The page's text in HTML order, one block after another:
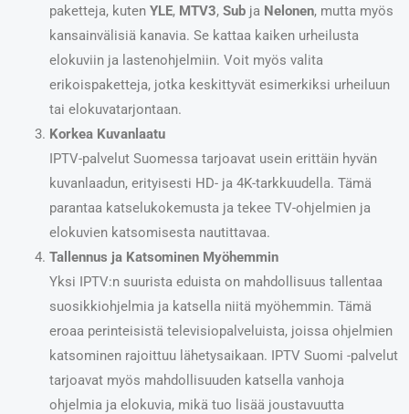
paketteja, kuten YLE, MTV3, Subja Nelonen, mutta myös
kansainvälisiä kanavia. Se kattaa kaiken urheilusta
elokuviin ja lastenohjelmiin. Voit myös valita
erikoispaketteja, jotka keskittyvät esimerkiksi urheiluun
tai elokuvatarjontaan.
Korkea Kuvanlaatu
IPTV-palvelut Suomessa tarjoavat usein erittäin hyvän
kuvanlaadun, erityisesti HD- ja 4K-tarkkuudella. Tämä
parantaa katselukokemusta ja tekee TV-ohjelmien ja
elokuvien katsomisesta nautittavaa.
Tallennus ja Katsominen Myöhemmin
Yksi IPTV:n suurista eduista on mahdollisuus tallentaa
suosikkiohjelmia ja katsella niitä myöhemmin. Tämä
eroaa perinteisistä televisiopalveluista, joissa ohjelmien
katsominen rajoittuu lähetysaikaan. IPTV Suomi -palvelut
tarjoavat myös mahdollisuuden katsella vanhoja
ohjelmia ja elokuvia, mikä tuo lisää joustavuutta